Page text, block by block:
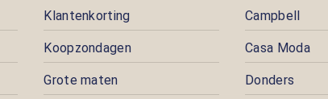
Klantenkorting
Koopzondagen
Grote maten
Campbell
Casa Moda
Donders